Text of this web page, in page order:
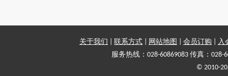
关于我们 联系方式 网站地图 会员订购
入
服务热线：028-60869083 传真：028-
© 2010-